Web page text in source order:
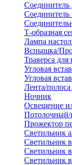
Соединитель
Т-образная
Лампа
Вспышка/
Траверса
Угловая
Угловая
Лента/
Ночник
Освещение
Потолочный/
Прожектор
Светильник
Светильник
Светильник
Светильник